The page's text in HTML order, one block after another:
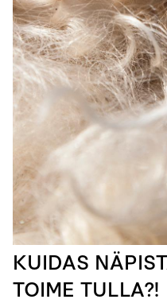
KUIDAS
TOIME TULLA?!